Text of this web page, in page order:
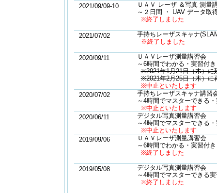
2021/09/09-10
ＵＡＶ レーザ ＆写真 測量
～２日間 ・ UAV データ取
※終了しました
2021/07/02
手持ちレーザスキャナ
※終了しました
2020/09/11
ＵＡＶレーザ測量講習会
～6時間でわかる・実習付
※2021年1月21日（木）に
※2021年2月25日（木）に
※中止といたします
2020/07/02
手持ちレーザスキャナ講習
～4時間でマスターできる
※中止といたします
2020/06/11
デジタル写真測量講習会
～4時間でマスターできる
※中止といたします
2019/09/06
ＵＡＶレーザ測量講習会
～6時間でわかる・実習付
※終了しました
2019/05/08
デジタル写真測量講習会
～4時間でマスターできる
※終了しました